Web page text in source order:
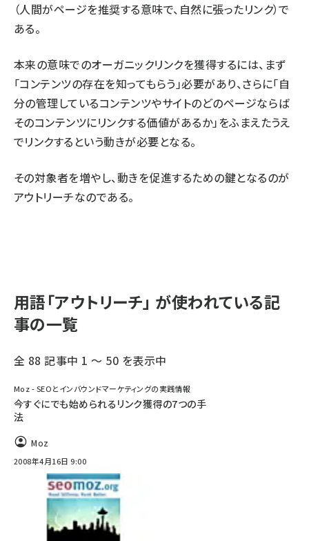
（人間がページを推奨する意味で、自然に張ったリンク）で
ある。
本来の意味でのオーガニックリンクを獲得するには、まず
「コンテンツの存在を知ってもらう」必要があり、さらに「自
分の管理しているコンテンツやサイトのどのページならば
そのコンテンツにリンクする価値があるか」をふまえたうえ
でリンクするという動きが必要となる。
その対象者を増やし、動きを促進するための鍵となるのが
アウトリーチなのである。
用語「アウトリーチ」 が使われている記
事の一覧
全 88 記事中 1 ～ 50 を表示中
Moz - SEOとインバウンドマーケティングの実践情報
今すぐにでも始められるリンク獲得の7つの手
法
Moz
2008年4月16日 9:00